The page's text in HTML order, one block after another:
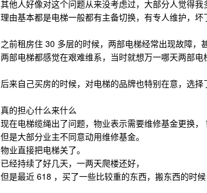
其他人好像对这个问题从来没考虑过，大部分人觉得我
理由基本都是电梯一般都有主备切换，有专人维护，坏
之前租房住 30 多层的时候，两部电梯经常出现故障，
两部电梯都感觉在艰难维系，当时就想万一哪天两部电
后来自己买房的时候，对电梯的品牌也特别在意，选
真的担心什么来什么
现在电梯缆绳出了问题，物业表示需要维修基金更换
但是大部分业主不同意动用维修基金。
物业直接把电梯关了。
已经持续了好几天，一两天爬楼还好，
但是最近 618 ，买了一些比较重的东西，搬东西的时候